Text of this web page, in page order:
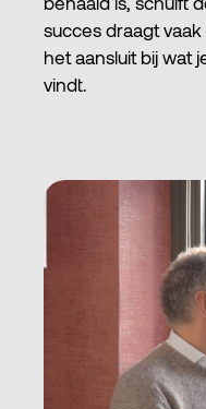
succes draagt
het aansluit bij wat
vindt.